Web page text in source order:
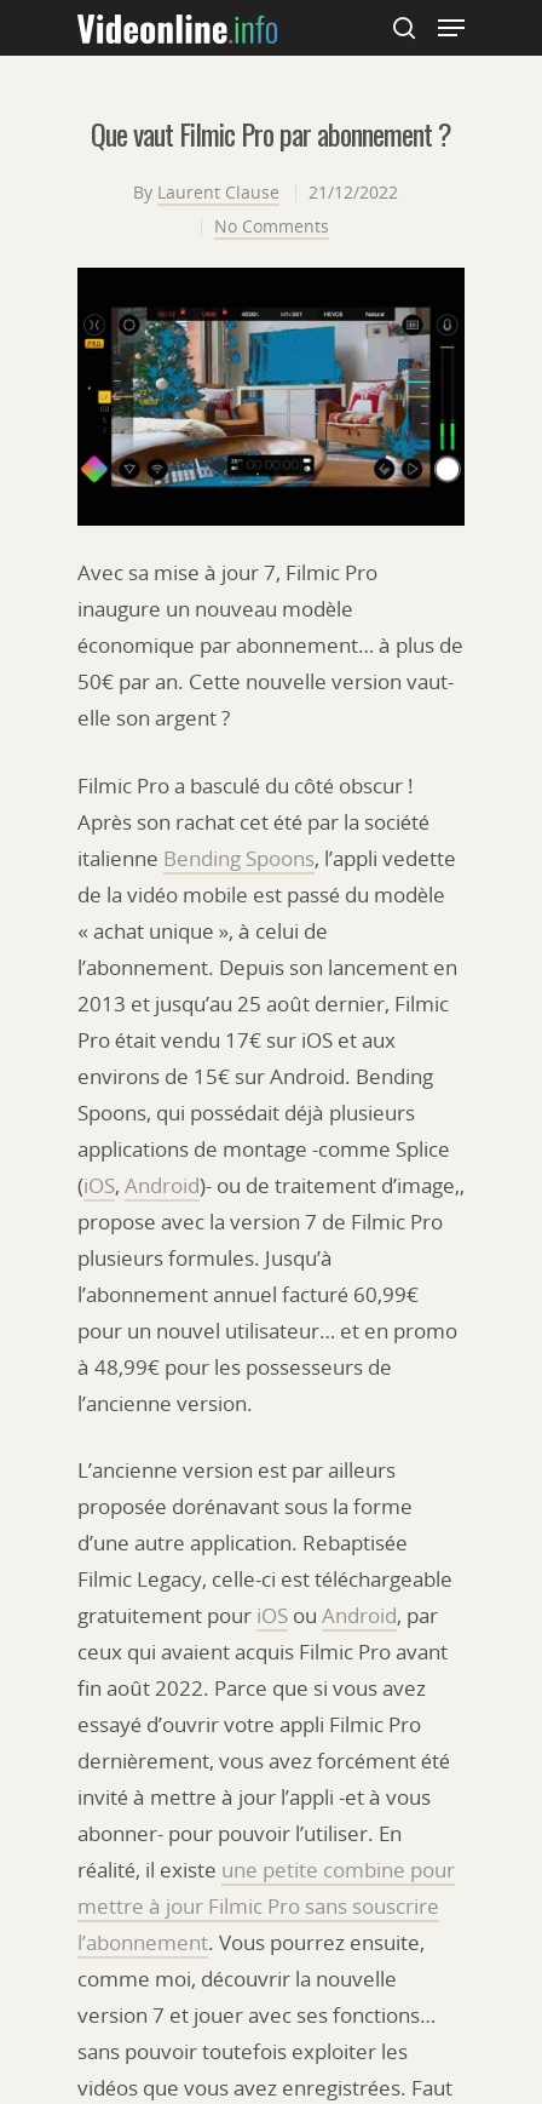
Hit enter to search or ESC to close
Que vaut Filmic Pro par abonnement ?
By Laurent Clause
21/12/2022
No Comments
Avec sa mise à jour 7, Filmic Pro
inaugure un nouveau modèle
économique par abonnement… à plus de
50€ par an. Cette nouvelle version vaut-
elle son argent ?
Filmic Pro a basculé du côté obscur !
Après son rachat cet été par la société
italienne Bending Spoons, l’appli vedette
de la vidéo mobile est passé du modèle
« achat unique », à celui de
l’abonnement. Depuis son lancement en
2013 et jusqu’au 25 août dernier, Filmic
Pro était vendu 17€ sur iOS et aux
environs de 15€ sur Android. Bending
Spoons, qui possédait déjà plusieurs
applications de montage -comme Splice
(iOS, Android)- ou de traitement d’image,,
propose avec la version 7 de Filmic Pro
plusieurs formules. Jusqu’à
l’abonnement annuel facturé 60,99€
pour un nouvel utilisateur… et en promo
à 48,99€ pour les possesseurs de
l’ancienne version.
L’ancienne version est par ailleurs
proposée dorénavant sous la forme
d’une autre application. Rebaptisée
Filmic Legacy, celle-ci est téléchargeable
gratuitement pour iOS ou Android, par
ceux qui avaient acquis Filmic Pro avant
fin août 2022. Parce que si vous avez
essayé d’ouvrir votre appli Filmic Pro
dernièrement, vous avez forcément été
invité à mettre à jour l’appli -et à vous
abonner- pour pouvoir l’utiliser. En
réalité, il existe une petite combine pour
mettre à jour Filmic Pro sans souscrire
l’abonnement. Vous pourrez ensuite,
comme moi, découvrir la nouvelle
version 7 et jouer avec ses fonctions…
sans pouvoir toutefois exploiter les
vidéos que vous avez enregistrées. Faut